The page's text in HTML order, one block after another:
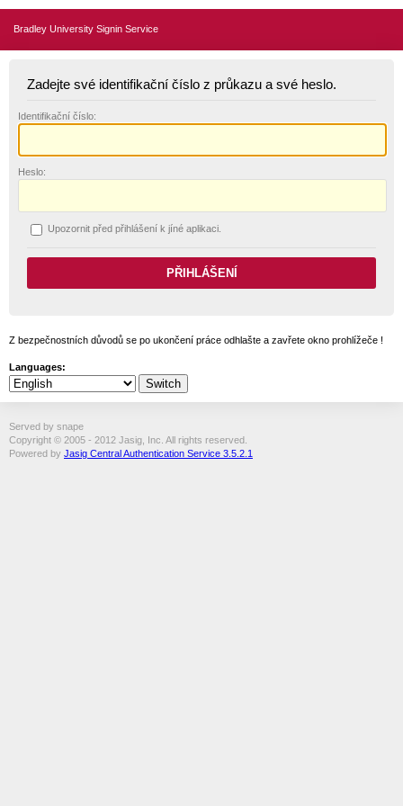
Bradley University Signin Service
Zadejte své identifikační číslo z průkazu a své heslo.
Identifikační číslo:
Heslo:
Upozornit před přihlášení k jíné aplikaci.
Z bezpečnostních důvodů se po ukončení práce odhlašte a zavřete okno prohlížeče !
Languages:
Served by snape
Copyright © 2005 - 2012 Jasig, Inc. All rights reserved.
Powered by Jasig Central Authentication Service 3.5.2.1